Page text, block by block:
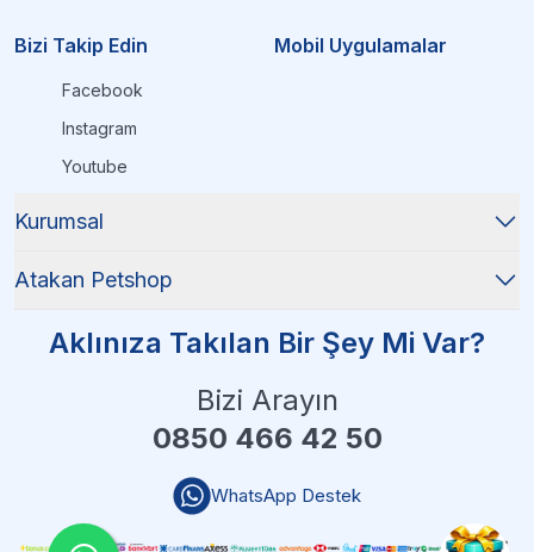
Bizi Takip Edin
Facebook
Instagram
Youtube
Mobil Uygulamalar
Kurumsal
Atakan Petshop
Aklınıza Takılan Bir Şey Mi Var?
Bizi Arayın
0850 466 42 50
WhatsApp Destek